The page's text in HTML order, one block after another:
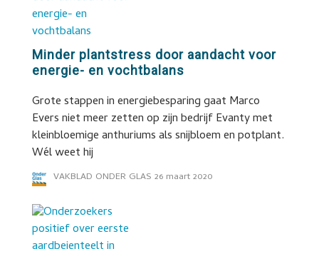
Minder plantstress door aandacht voor
energie- en vochtbalans
Grote stappen in energiebesparing gaat Marco
Evers niet meer zetten op zijn bedrijf Evanty met
kleinbloemige anthuriums als snijbloem en potplant.
Wél weet hij
VAKBLAD ONDER GLAS 26 maart 2020